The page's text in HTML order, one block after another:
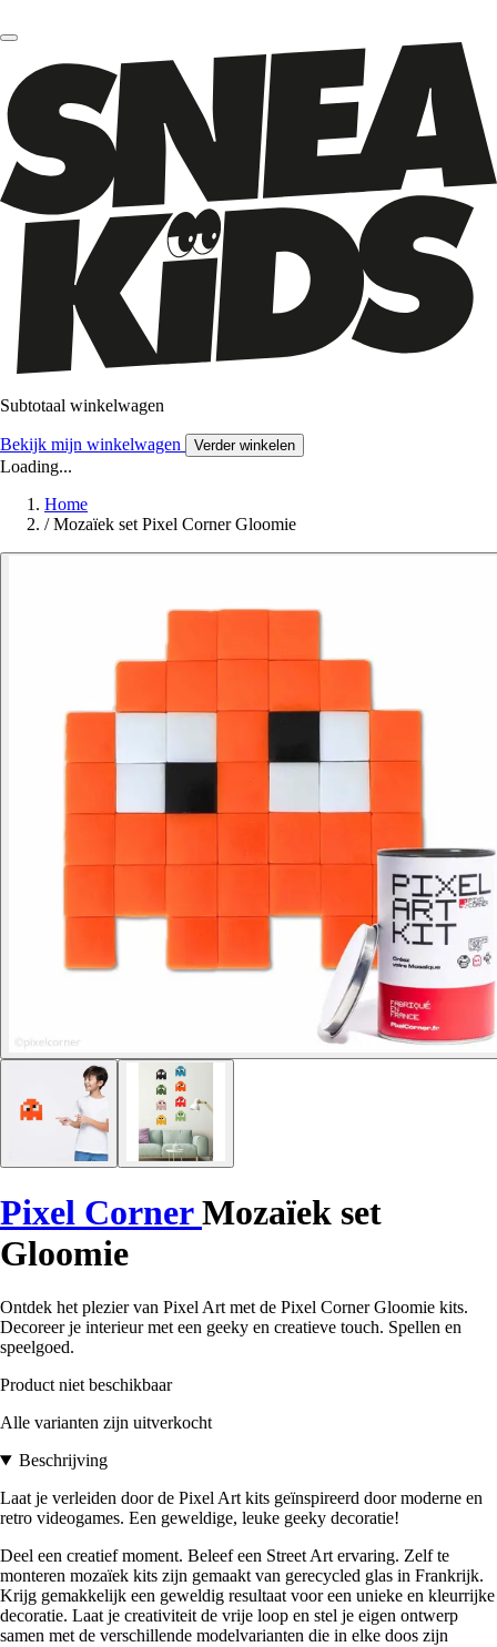
Subtotaal winkelwagen
Bekijk mijn winkelwagen Verder winkelen
Loading...
Home
/ Mozaïek set Pixel Corner Gloomie
Pixel CornerMozaïek set
Gloomie
Ontdek het plezier van Pixel Art met de Pixel Corner Gloomie kits.
Decoreer je interieur met een geeky en creatieve touch. Spellen en
speelgoed.
Product niet beschikbaar
Alle varianten zijn uitverkocht
Beschrijving
Laat je verleiden door de Pixel Art kits geïnspireerd door moderne en
retro videogames. Een geweldige, leuke geeky decoratie!
Deel een creatief moment. Beleef een Street Art ervaring. Zelf te
monteren mozaïek kits zijn gemaakt van gerecycled glas in Frankrijk.
Krijg gemakkelijk een geweldig resultaat voor een unieke en kleurrijke
decoratie. Laat je creativiteit de vrije loop en stel je eigen ontwerp
samen met de verschillende modelvarianten die in elke doos zijn